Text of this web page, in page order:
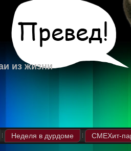
из жизни
Неделя в дурдоме СМЕХит-